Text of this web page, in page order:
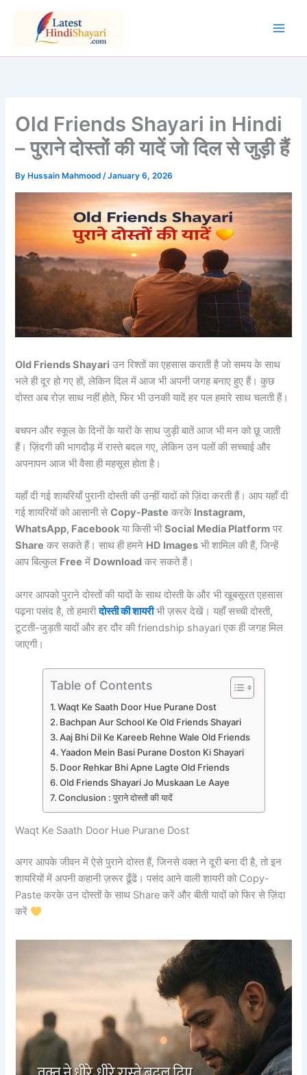
Old Friends Shayari in Hindi
– पुराने दोस्तों की यादें जो दिल से जुड़ी हैं
By Hussain Mahmood/January 6, 2026
Old Friends Shayari उन रिश्तों का एहसास कराती है जो समय के साथ
भले ही दूर हो गए हों, लेकिन दिल में आज भी अपनी जगह बनाए हुए हैं। कुछ
दोस्त अब रोज़ साथ नहीं होते, फिर भी उनकी यादें हर पल हमारे साथ चलती हैं।
बचपन और स्कूल के दिनों के यारों के साथ जुड़ी बातें आज भी मन को छू जाती
हैं। ज़िंदगी की भागदौड़ में रास्ते बदल गए, लेकिन उन पलों की सच्चाई और
अपनापन आज भी वैसा ही महसूस होता है।
यहाँ दी गई शायरियाँ पुरानी दोस्ती की उन्हीं यादों को ज़िंदा करती हैं। आप यहाँ दी
गई शायरियों को आसानी सेCopy-Paste करके Instagram,
WhatsApp, Facebook या किसी भीSocial Media Platform पर
Share कर सकते हैं। साथ ही हमने HD Images भी शामिल की हैं, जिन्हें
आप बिल्कुल Free में Download कर सकते हैं।
अगर आपको पुराने दोस्तों की यादों के साथ दोस्ती के और भी खूबसूरत एहसास
पढ़ना पसंद है, तो हमारीदोस्ती की शायरीभी ज़रूर देखें। यहाँ सच्ची दोस्ती,
टूटती-जुड़ती यादों और हर दौर की friendship shayari एक ही जगह मिल
जाएगी।
Table of Contents
Waqt Ke Saath Door Hue Purane Dost
Bachpan Aur School Ke Old Friends Shayari
Aaj Bhi Dil Ke Kareeb Rehne Wale Old Friends
Yaadon Mein Basi Purane Doston Ki Shayari
Door Rehkar Bhi Apne Lagte Old Friends
Old Friends Shayari Jo Muskaan Le Aaye
Conclusion : पुराने दोस्तों की यादें
Waqt Ke Saath Door Hue Purane Dost
अगर आपके जीवन में ऐसे पुराने दोस्त हैं, जिनसे वक्त ने दूरी बना दी है, तो इन
शायरियों में अपनी कहानी ज़रूर ढूँढें। पसंद आने वाली शायरी को Copy-
Paste करके उन दोस्तों के साथ Share करें और बीती यादों को फिर से ज़िंदा
करें